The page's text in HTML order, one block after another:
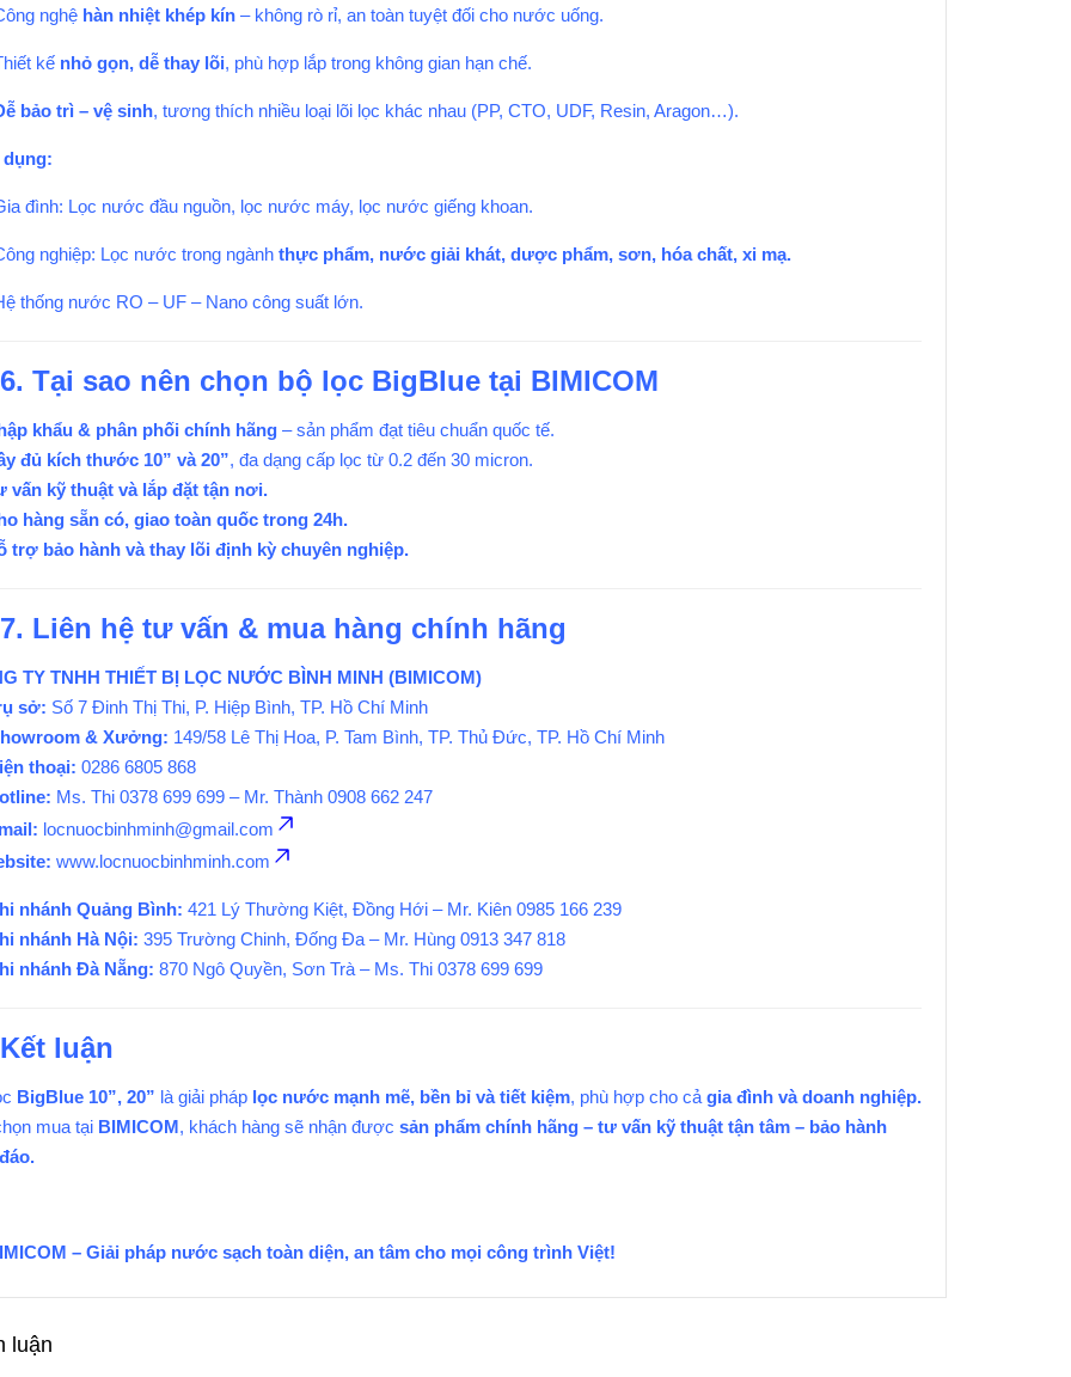
nghệ hàn nhiệt khép kín– không rò rỉ, an toàn tuyệt đối cho nước uống.
kế nhỏ gọn, dễ thay lõi, phù hợp lắp trong không gian hạn chế.
bảo trì – vệ sinh, tương thích nhiều loại lõi lọc khác nhau (PP, CTO, UDF, Resin, Aragon…).
dụng:
đình: Lọc nước đầu nguồn, lọc nước máy, lọc nước giếng khoan.
nghiệp: Lọc nước trong ngành thực phẩm, nước giải khát, dược phẩm, sơn, hóa chất, xi mạ.
thống nước RO – UF – Nano công suất lớn.
6. Tại sao nên chọn bộ lọc BigBlue tại BIMICOM
khẩu & phân phối chính hãng– sản phẩm đạt tiêu chuẩn quốc tế.
đủ kích thước 10” và 20”, đa dạng cấp lọc từ 0.2 đến 30 micron.
vấn kỹ thuật và lắp đặt tận nơi.
hàng sẵn có, giao toàn quốc trong 24h.
trợ bảo hành và thay lõi định kỳ chuyên nghiệp.
7. Liên hệ tư vấn & mua hàng chính hãng
TY TNHH THIẾT BỊ LỌC NƯỚC BÌNH MINH (BIMICOM)
sở: Số 7 Đinh Thị Thi, P. Hiệp Bình, TP. Hồ Chí Minh
& Xưởng: 149/58 Lê Thị Hoa, P. Tam Bình, TP. Thủ Đức, TP. Hồ Chí Minh
thoại: 0286 6805 868
Ms. Thi 0378 699 699 – Mr. Thành 0908 662 247
locnuocbinhminh@gmail.com
www.locnuocbinhminh.com
nhánh Quảng Bình: 421 Lý Thường Kiệt, Đồng Hới – Mr. Kiên 0985 166 239
nhánh Hà Nội: 395 Trường Chinh, Đống Đa – Mr. Hùng 0913 347 818
nhánh Đà Nẵng: 870 Ngô Quyền, Sơn Trà – Ms. Thi 0378 699 699
Kết luận
BigBlue 10”, 20” là giải pháp lọc nước mạnh mẽ, bền bỉ và tiết kiệm, phù hợp cho cả gia đình và doanh nghiệp.
mua tại BIMICOM, khách hàng sẽ nhận được sản phẩm chính hãng – tư vấn kỹ thuật tận tâm – bảo hành
– Giải pháp nước sạch toàn diện, an tâm cho mọi công trình Việt!
luận